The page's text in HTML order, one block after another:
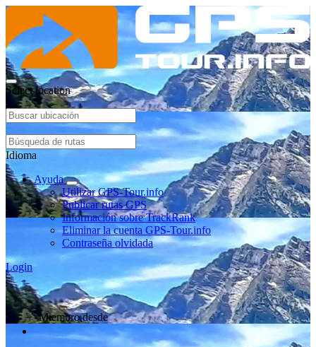
Select location
Idioma
Ayuda
Utilizar GPS-Tour.info
Publicar rutas GPS
Información sobre TrackRank
Eliminar la cuenta GPS-Tour.info
Contraseña olvidada
Login
Miembro desde